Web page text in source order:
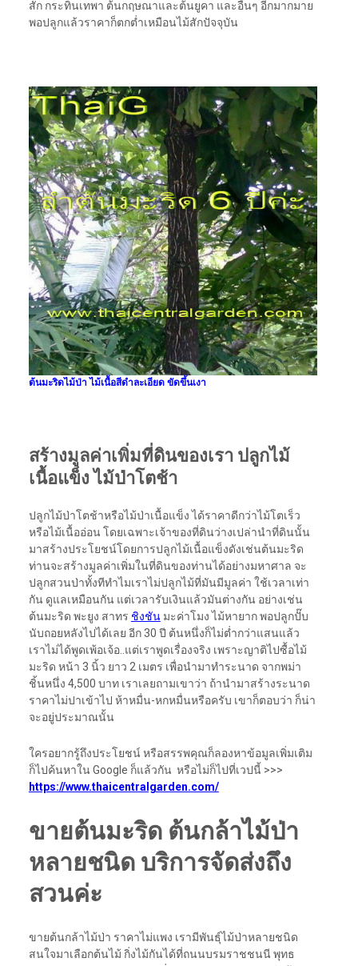
สัก กระทินเทพา ต้นกฤษณาและต้นยูคา และอื่นๆ อีกมากมาย
พอปลูกแล้วราคาก็ตกต่ำเหมือนไม้สักปัจจุบัน
ต้นมะริดไม้ป่า ไม้เนื้อสีดำละเอียด ขัดขึ้นเงา
สร้างมูลค่าเพิ่มที่ดินของเรา ปลูกไม้
เนื้อแข็ง ไม้ป่าโตช้า
ปลูกไม้ป่าโตช้าหรือไม้ป่าเนื้อแข็ง ได้ราคาดีกว่าไม้โตเร็ว
หรือไม้เนื้ออ่อน โดยเฉพาะเจ้าของที่ดินว่างเปล่านำที่ดินนั้น
มาสร้างประโยชน์โดยการปลูกไม้เนื้อแข็งดังเช่นต้นมะริด
ท่านจะสร้างมูลค่าเพิ่มในที่ดินของท่านได้อย่างมหาศาล จะ
ปลูกสวนป่าทั้งทีทำไมเราไม่ปลูกไม้ที่มันมีมูลค่า ใช้เวลาเท่า
กัน ดูแลเหมือนกัน แต่เวลารับเงินแล้วมันต่างกัน อย่างเช่น
ต้นมะริด พะยูง สาทร ชิงชันมะค่าโมง ไม้หายาก พอปลูกปั๊บ
นับถอยหลังไปได้เลย อีก 30 ปี ต้นหนึ่งก็ไม่ต่ำกว่าแสนแล้ว
เราไม่ได้พูดเพ้อเจ้อ..แต่เราพูดเรื่องจริง เพราะญาติไปซื้อไม้
มะริด หน้า 3 นิ้ว ยาว 2 เมตร เพื่อนำมาทำระนาด จากพม่า
ชิ้นหนึ่ง 4,500 บาท เราเลยถามเขาว่า ถ้านำมาสร้างระนาด
ราคาไม่ปาเข้าไป ห้าหมื่น-หกหมื่นหรือครับ เขาก็ตอบว่า ก็น่า
จะอยู่ประมาณนั้น
ใครอยากรู้ถึงประโยชน์ หรือสรรพคุณก็ลองหาข้อมูลเพิ่มเติม
ก็ไปค้นหาใน Google ก็แล้วกัน หรือไม่ก็ไปที่เวปนี้ >>>
https://www.thaicentralgarden.com/
ขายต้นมะริด ต้นกล้าไม้ป่า
หลายชนิด บริการจัดส่งถึง
สวนค่ะ
ขายต้นกล้าไม้ป่า ราคาไม่แพง เรามีพันธุ์ไม้ป่าหลายชนิด
สนใจมาเลือกต้นไม้ กิ่งไม้กันได้ที่ถนนบรมราชชนนี พุทธ